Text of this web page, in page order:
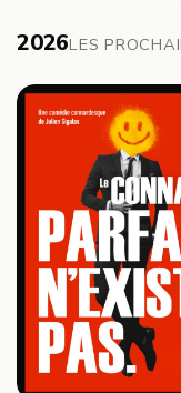
2026LES